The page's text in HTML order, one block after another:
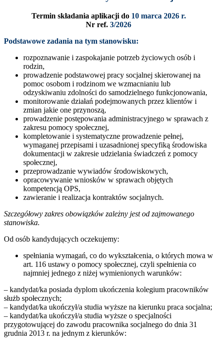
Termin składania aplikacji do 10 marca 2026 r.
Nr ref. 3/2026
Podstawowe zadania na tym stanowisku:
rozpoznawanie i zaspokajanie potrzeb życiowych osób i
rodzin,
prowadzenie podstawowej pracy socjalnej skierowanej na
pomoc osobom i rodzinom we wzmacnianiu lub
odzyskiwaniu zdolności do samodzielnego funkcjonowania,
monitorowanie działań podejmowanych przez klientów i
zmian jakie one przynoszą,
prowadzenie postępowania administracyjnego w sprawach z
zakresu pomocy społecznej,
kompletowanie i systematyczne prowadzenie pełnej,
wymaganej przepisami i uzasadnionej specyfiką środowiska
dokumentacji w zakresie udzielania świadczeń z pomocy
społecznej,
przeprowadzanie wywiadów środowiskowych,
opracowywanie wniosków w sprawach objętych
kompetencją OPS,
zawieranie i realizacja kontraktów socjalnych.
Szczegółowy zakres obowiązków zależny jest od zajmowanego
stanowiska.
Od osób kandydujących oczekujemy:
spełniania wymagań, co do wykształcenia, o których mowa w
art. 116 ustawy o pomocy społecznej, czyli spełnienia co
najmniej jednego z niżej wymienionych warunków:
– kandydat/ka posiada dyplom ukończenia kolegium pracowników
służb społecznych;
– kandydat/ka ukończył/a studia wyższe na kierunku praca socjalna;
– kandydat/ka ukończył/a studia wyższe o specjalności
przygotowującej do zawodu pracownika socjalnego do dnia 31
grudnia 2013 r. na jednym z kierunków: